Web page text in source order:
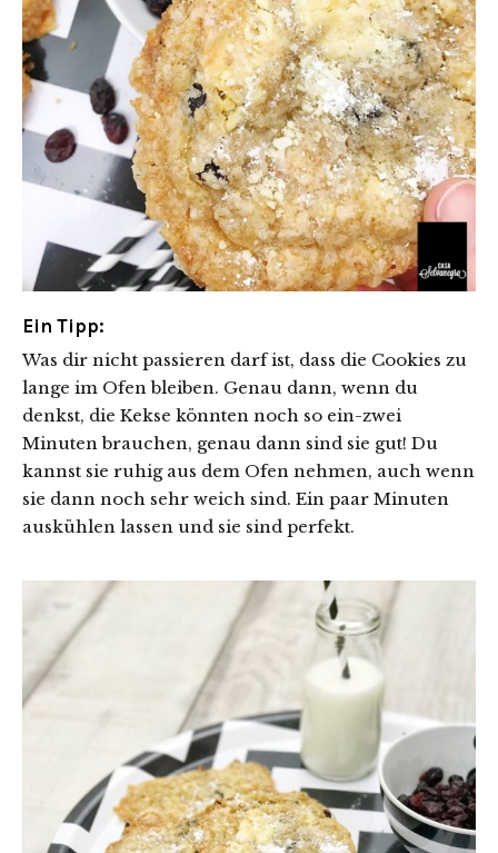
Ein Tipp:
Was dir nicht passieren darf ist, dass die Cookies zu
lange im Ofen bleiben. Genau dann, wenn du
denkst, die Kekse könnten noch so ein-zwei
Minuten brauchen, genau dann sind sie gut! Du
kannst sie ruhig aus dem Ofen nehmen, auch wenn
sie dann noch sehr weich sind. Ein paar Minuten
auskühlen lassen und sie sind perfekt.